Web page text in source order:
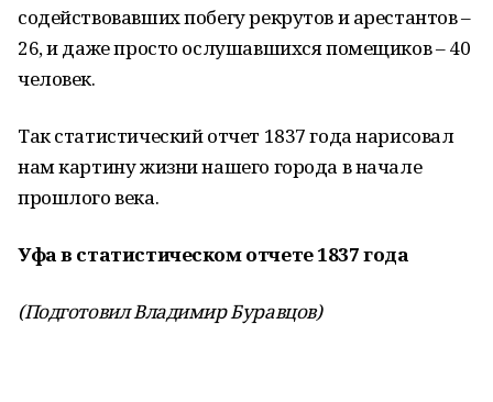
содействовавших побегу рекрутов и арестантов –
26, и даже просто ослушавшихся помещиков – 40
человек.
Так статистический отчет 1837 года нарисовал
нам картину жизни нашего города в начале
прошлого века.
Уфа в статистическом отчете 1837 года
(Подготовил Владимир Буравцов)